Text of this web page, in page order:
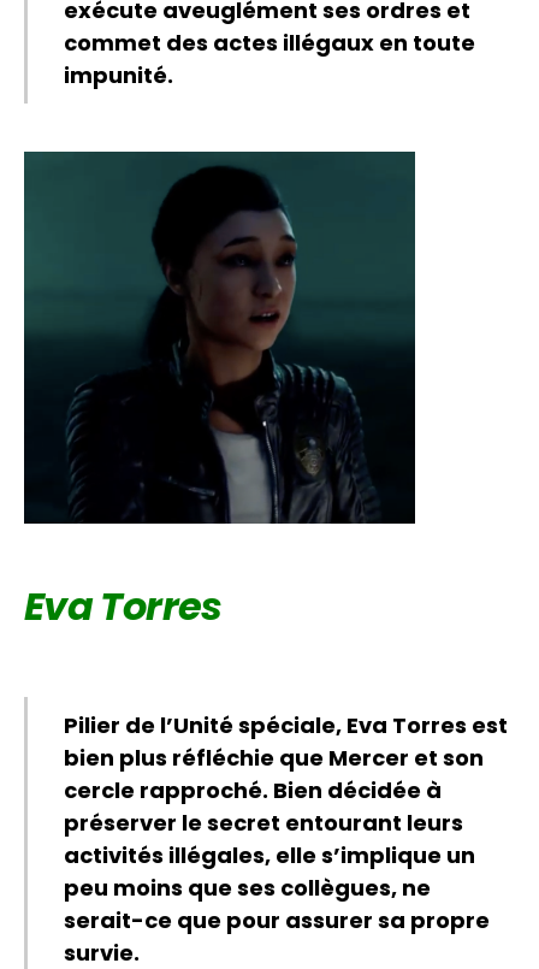
exécute aveuglément ses ordres et
commet des actes illégaux en toute
impunité.
Eva Torres
Pilier de l’Unité spéciale, Eva Torres est
bien plus réfléchie que Mercer et son
cercle rapproché. Bien décidée à
préserver le secret entourant leurs
activités illégales, elle s’implique un
peu moins que ses collègues, ne
serait-ce que pour assurer sa propre
survie.